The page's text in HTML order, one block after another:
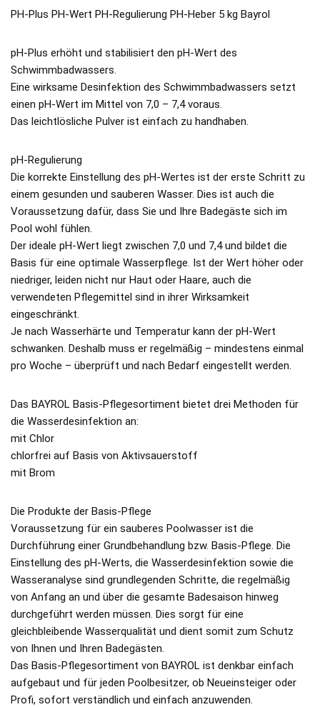
PH-Plus PH-Wert PH-Regulierung PH-Heber 5 kg Bayrol
pH-Plus erhöht und stabilisiert den pH-Wert des
Schwimmbadwassers.
Eine wirksame Desinfektion des Schwimmbadwassers setzt
einen pH-Wert im Mittel von 7,0 – 7,4 voraus.
Das leichtlösliche Pulver ist einfach zu handhaben.
pH-Regulierung
Die korrekte Einstellung des pH-Wertes ist der erste Schritt zu
einem gesunden und sauberen Wasser. Dies ist auch die
Voraussetzung dafür, dass Sie und Ihre Badegäste sich im
Pool wohl fühlen.
Der ideale pH-Wert liegt zwischen 7,0 und 7,4 und bildet die
Basis für eine optimale Wasserpflege. Ist der Wert höher oder
niedriger, leiden nicht nur Haut oder Haare, auch die
verwendeten Pflegemittel sind in ihrer Wirksamkeit
eingeschränkt.
Je nach Wasserhärte und Temperatur kann der pH-Wert
schwanken. Deshalb muss er regelmäßig – mindestens einmal
pro Woche – überprüft und nach Bedarf eingestellt werden.
Das BAYROL Basis-Pflegesortiment bietet drei Methoden für
die Wasserdesinfektion an:
mit Chlor
chlorfrei auf Basis von Aktivsauerstoff
mit Brom
Die Produkte der Basis-Pflege
Voraussetzung für ein sauberes Poolwasser ist die
Durchführung einer Grundbehandlung bzw. Basis-Pflege. Die
Einstellung des pH-Werts, die Wasserdesinfektion sowie die
Wasseranalyse sind grundlegenden Schritte, die regelmäßig
von Anfang an und über die gesamte Badesaison hinweg
durchgeführt werden müssen. Dies sorgt für eine
gleichbleibende Wasserqualität und dient somit zum Schutz
von Ihnen und Ihren Badegästen.
Das Basis-Pflegesortiment von BAYROL ist denkbar einfach
aufgebaut und für jeden Poolbesitzer, ob Neueinsteiger oder
Profi, sofort verständlich und einfach anzuwenden.